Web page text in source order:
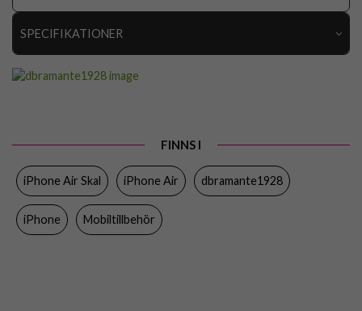
SPECIFIKATIONER
Färg
Material
Varumärke
FINNS I
iPhone Air Skal iPhone Air dbramante1928
iPhone Mobiltillbehör